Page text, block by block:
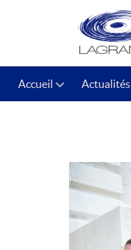
Accueil Actualités